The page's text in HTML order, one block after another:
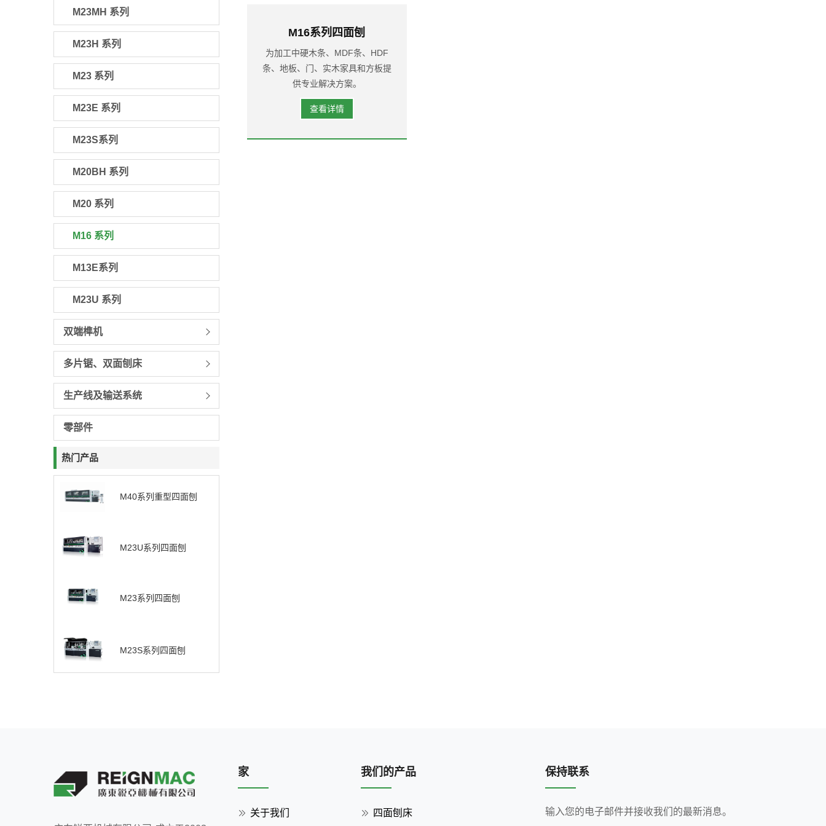
M23MH 系列
M23H 系列
M23 系列
M23E 系列
M23S系列
M20BH 系列
M20 系列
M16 系列
M13E系列
M23U 系列
双端榫机
多片锯、双面刨床
生产线及输送系统
零部件
热门产品
M40系列重型四面刨
M23U系列四面刨
M23系列四面刨
M23S系列四面刨
M16系列四面刨
为加工中硬木条、MDF条、HDF
条、地板、门、实木家具和方板提
供专业解决方案。
查看详情
家
关于我们
我们的产品
四面刨床
保持联系
输入您的电子邮件并接收我们的最新消息。